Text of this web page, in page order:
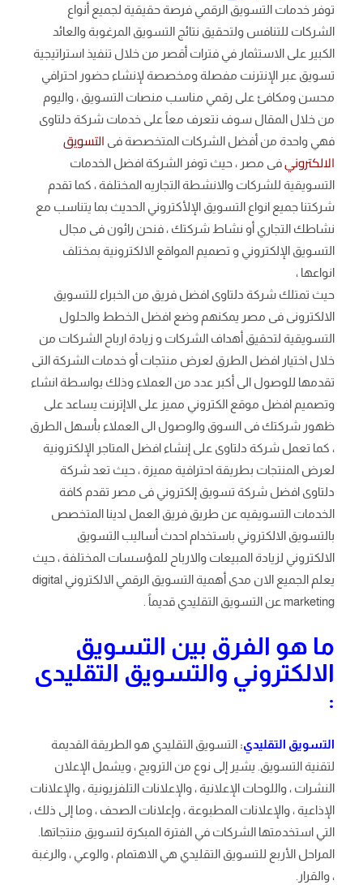
توفر خدمات التسويق الرقمي فرصة حقيقية لجميع أنواع
الشركات للتنافس ولتحقيق نتائج التسويق المرغوبة والعائد
الكبير على الاستثمار في فترات أقصر من خلال تنفيذ استراتيجية
تسويق عبر الإنترنت مفصلة ومخصصة لإنشاء حضور احترافي
محسن ومكافئ على رقمي مناسب منصات التسويق ، واليوم
من خلال المقال سوف نتعرف معاً على خدمات شركة دلتاوى
فهي واحدة من أفضل الشركات المتخصصة فى التسويق
الالكترونيفى مصر ، حيث توفر الشركة افضل الخدمات
التسويقية للشركات والانشطة التجاريه المختلفة ، كما تقدم
شركتنا جميع انواع التسويق الإلأكتروني الحديث بما يتناسب مع
نشاطك التجاري أو نشاط شركتك ، فنحن رائون فى مجال
التسويق الإلكتروني و تصميم المواقع الالكترونية بمختلف
انواعها ،
حيث تمتلك شركة دلتاوى افضل فريق من الخبراء للتسويق
الالكترونى فى مصر يمكنهم وضع افضل الخطط والحلول
التسويقية لتحقيق أهداف الشركات و زيادة ارباح الشركات من
خلال اختيار افضل الطرق لعرض منتجات أو خدمات الشركة التى
تقدمها للوصول الى أكبر عدد من العملاء وذلك بواسطة انشاء
وتصميم افضل موقع الكتروني مميز على الاإترنت يساعد على
ظهور شركتك فى السوق والوصول الى العملاء بأسهل الطرق
، كما تعمل شركة دلتاوى على إنشاء افضل المتاجر الإلكترونية
لعرض المنتجات بطريقة احترافية مميزة ، حيث تعد شركة
دلتاوى افضل شركة تسويق إلكتروني فى مصر تقدم كافة
الخدمات التسويقيه عن طريق فريق العمل لدينا المتخصص
بالتسويق الالكتروني باستخدام احدث أساليب التسويق
الالكتروني لزيادة المبيعات والارباح للمؤسسات المختلفة ، حيث
يعلم الجميع الان مدى أهمية التسويق الرقمي الالكتروني digital
marketing عن التسويق التقليدي قديماً .
ما هو الفرق بين التسويق
الالكتروني والتسويق التقليدى
:
التسويق التقليدي: التسويق التقليدي هو الطريقة القديمة
لتقنية التسويق. يشير إلى نوع من الترويج ، ويشمل الإعلان
النشرات ، واللوحات الإعلانية ، والإعلانات التلفزيونية ، والإعلانات
الإذاعية ، والإعلانات المطبوعة ، وإعلانات الصحف ، وما إلى ذلك ،
التي استخدمتها الشركات في الفترة المبكرة لتسويق منتجاتها.
المراحل الأربع للتسويق التقليدي هي الاهتمام ، والوعي ، والرغبة
، والقرار.